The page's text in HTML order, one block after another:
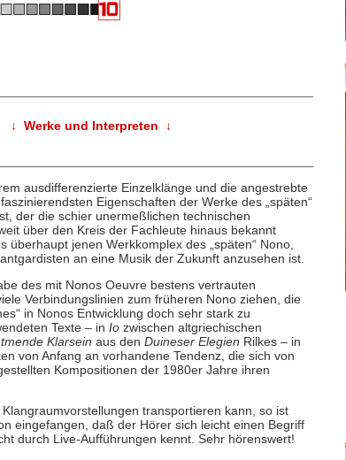
↓ Werke und Interpreten ↓
ausdifferenzierte Einzelklänge und die angestrebte
Eigenschaften der Werke des „späten“
der die schier unermeßlichen technischen
über den Kreis der Fachleute hinaus bekannt
jenen Werkkomplex des „späten“ Nono,
an eine Musik der Zukunft anzusehen ist.
des mit Nonos Oeuvre bestens vertrauten
Verbindungslinien zum früheren Nono ziehen, die
in Nonos Entwicklung doch sehr stark zu
Texte – in Iozwischen altgriechischen
Klarsein aus den Duineser Elegien Rilkes – in
von Anfang an vorhandene Tendenz, die sich von
Kompositionen der 1980er Jahre ihren
transportieren kann, so ist
eingefangen, daß der Hörer sich leicht einen Begriff
durch Live-Aufführungen kennt. Sehr hörenswert!